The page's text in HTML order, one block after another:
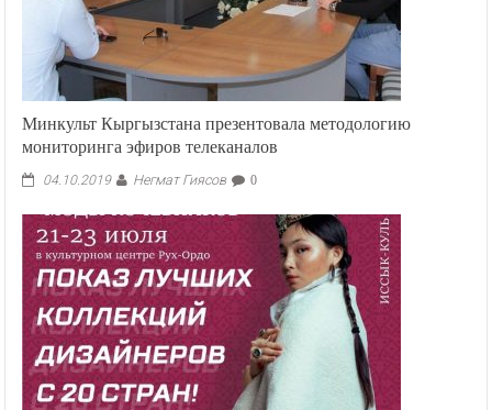
Минкульт Кыргызстана презентовала методологию
мониторинга эфиров телеканалов
04.10.2019 Негмат Гиясов 0